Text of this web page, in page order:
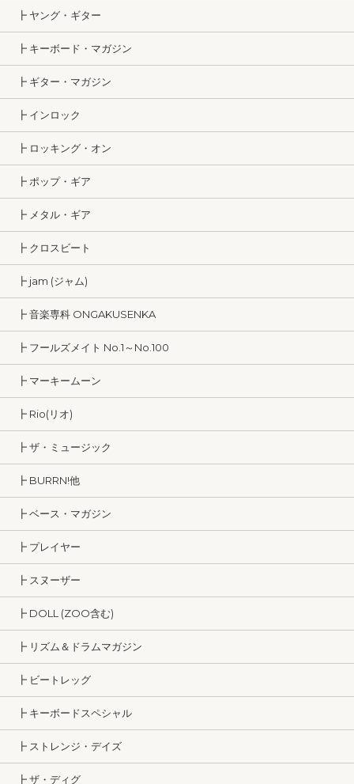
┣ ヤング・ギター
┣ キーボード・マガジン
┣ ギター・マガジン
┣ インロック
┣ ロッキング・オン
┣ ポップ・ギア
┣ メタル・ギア
┣ クロスビート
┣ jam (ジャム)
┣ 音楽専科 ONGAKUSENKA
┣ フールズメイト No.1～No.100
┣ マーキームーン
┣ Rio(リオ)
┣ ザ・ミュージック
┣ BURRN!他
┣ ベース・マガジン
┣ プレイヤー
┣ スヌーザー
┣ DOLL (ZOO含む)
┣ リズム＆ドラムマガジン
┣ ビートレッグ
┣ キーボードスペシャル
┣ ストレンジ・デイズ
┣ ザ・ディグ